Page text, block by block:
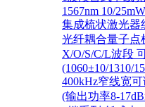
1567nm 10/25mW
集成梳状激光器
光纤耦合量子点
X/O/S/C/L波段
(1060±10/1310/
400kHz窄线宽
(输出功率8-